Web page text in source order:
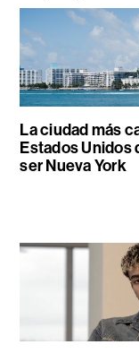
La ciudad más
Estados Unidos
ser Nueva York